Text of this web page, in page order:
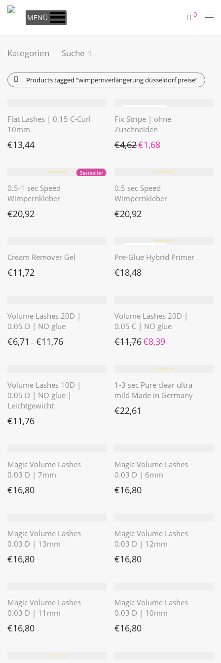
MENÜ 0
Kategorien Suche
Products tagged “wimpernverlängerung düsseldorf preise”
Flat Lashes | 0.15 C-Curl
10mm
€13,44
Fix Stripe | ohne
Zuschneiden
€4,62 Ursprünglicher Preis war:
€1,68
Bestseller
⭐️⭐️⭐️⭐️⭐️
0.5-1 sec Speed
Wimpernkleber
€20,92
⭐️⭐️⭐️⭐️⭐️
0.5 sec Speed
Wimpernkleber
€20,92
Cream Remover Gel
€11,72
⭐️⭐️⭐️⭐️⭐️
Pre-Glue Hybrid Primer
€18,48
Volume Lashes 20D |
0.05 D | NO glue
€6,71 – €11,76
Volume Lashes 20D |
0.05 C | NO glue
€11,76 Ursprünglicher Preis war:
€8,39Aktueller Preis ist:
Volume Lashes 10D |
0.05 D | NO glue |
Leichtgewicht
€11,76
⭐️⭐️⭐️⭐️⭐️
1-3 sec Pure clear ultra
mild Made in Germany
€22,61
Magic Volume Lashes
0.03 D | 7mm
€16,80
Magic Volume Lashes
0.03 D | 6mm
€16,80
Magic Volume Lashes
0.03 D | 13mm
€16,80
Magic Volume Lashes
0.03 D | 12mm
€16,80
Magic Volume Lashes
0.03 D | 11mm
€16,80
Magic Volume Lashes
0.03 D | 10mm
€16,80
⭐️⭐️⭐️⭐️⭐️